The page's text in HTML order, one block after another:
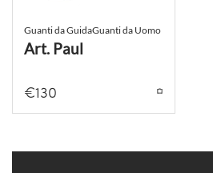
Guanti da GuidaGuanti da Uomo
Art. Paul
€130